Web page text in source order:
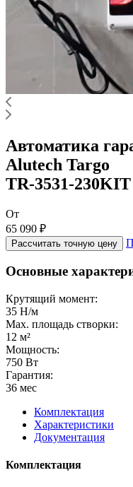
Автоматика
Alutech Targo
TR-3531-230KIT
От
65 090 ₽
Рассчитать точную цену
Основные
Крутящий момент:
35 Н/м
Max. площадь створки:
12 м²
Мощность:
750 Вт
Гарантия:
36 мес
Комплектация
Характеристики
Документация
Комплектация